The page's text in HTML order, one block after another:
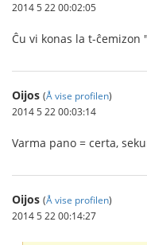
2014 5 22 00:02:05
Ĉu vi konas la t-ĉemizon "
Oijos (Å vise profilen)
2014 5 22 00:03:14
Varma pano = certa,
Oijos (Å vise profilen)
2014 5 22 00:14:27